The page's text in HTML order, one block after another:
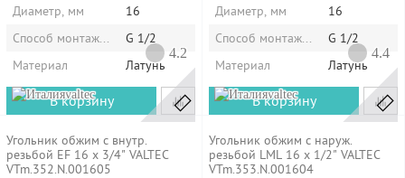
Диаметр, мм
16
Способ монтажа/установки
G 1/2
Материал
Латунь
В корзину
Диаметр, мм
16
Способ монтажа/установки
G 1/2
Материал
Латунь
В корзину
valtec
4.2
Угольник обжим с внутр.
резьбой EF 16 х 3/4" VALTEC
VTm.352.N.001605
valtec
4.4
Угольник обжим с наруж.
резьбой LМL 16 х 1/2" VALTEC
VTm.353.N.001604